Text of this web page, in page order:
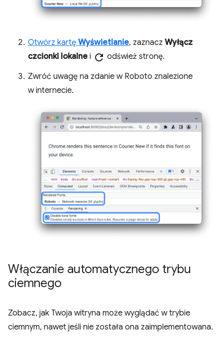
Otwórz kartę Wyświetlanie, zaznacz Wyłącz
czcionki lokalne i refresh odśwież stronę.
Zwróć uwagę na zdanie w Roboto znalezione
w internecie.
Włączanie automatycznego trybu
ciemnego
Zobacz, jak Twoja witryna może wyglądać w trybie
ciemnym, nawet jeśli nie została ona zaimplementowana.